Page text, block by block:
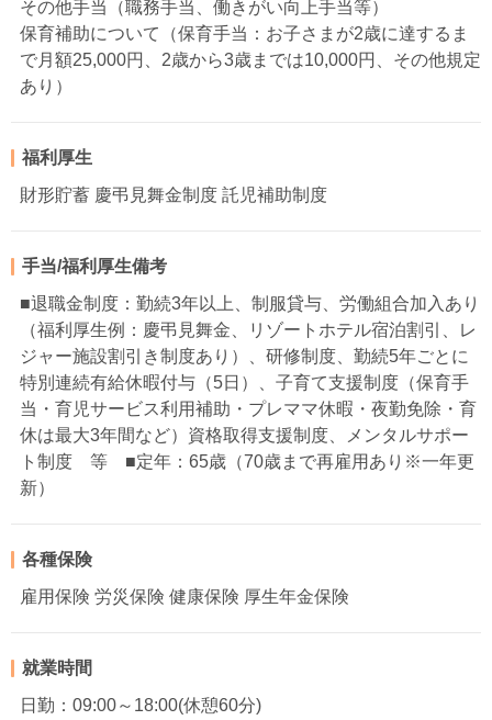
その他手当（職務手当、働きがい向上手当等）
保育補助について（保育手当：お子さまが2歳に達するま
で月額25,000円、2歳から3歳までは10,000円、その他規定
あり）
福利厚生
財形貯蓄 慶弔見舞金制度 託児補助制度
手当/福利厚生備考
■退職金制度：勤続3年以上、制服貸与、労働組合加入あり
（福利厚生例：慶弔見舞金、リゾートホテル宿泊割引、レ
ジャー施設割引き制度あり）、研修制度、勤続5年ごとに
特別連続有給休暇付与（5日）、子育て支援制度（保育手
当・育児サービス利用補助・プレママ休暇・夜勤免除・育
休は最大3年間など）資格取得支援制度、メンタルサポー
ト制度 等 ■定年：65歳（70歳まで再雇用あり※一年更
新）
各種保険
雇用保険 労災保険 健康保険 厚生年金保険
就業時間
日勤：09:00～18:00(休憩60分)